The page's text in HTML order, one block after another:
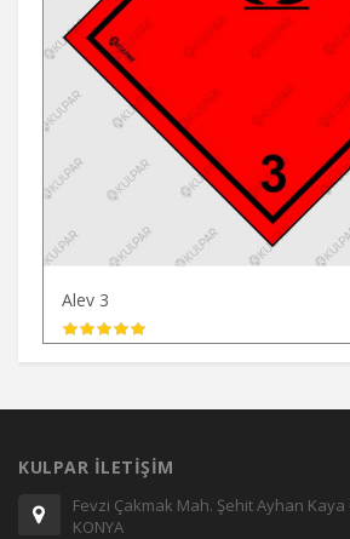
Alev 3
KULPAR İLETİŞİM
Fevzi Çakmak Mah. Şehit Ayhan
KONYA